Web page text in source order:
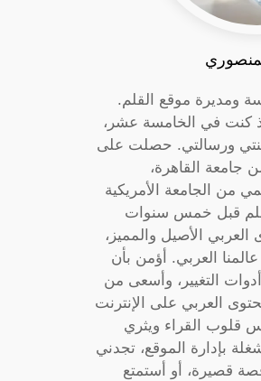
ومديرة موقع القلم.
كنت في الخامسة عشر،
ورسالتي. حصلت على
جامعة القاهرة،
من الجامعة الأمريكية
قبل خمس سنوات
الأصيل والمميز،
العربي. أؤمن بأن
التغيير، وأسعى من
العربي على الإنترنت
قلوب القراء ويثري
بإدارة الموقع، تجدني
قصة قصيرة، أو أستمتع